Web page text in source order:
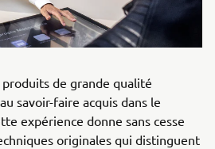
de grande qualité
savoir-faire acquis dans le
expérience donne sans cesse
originales qui distinguent